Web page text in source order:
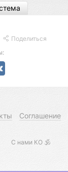
Поделиться
Соглашение
С нами КО 🕉️